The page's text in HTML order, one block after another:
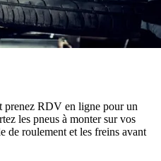
prenez RDV en ligne pour un
les pneus à monter sur vos
de roulement et les freins avant